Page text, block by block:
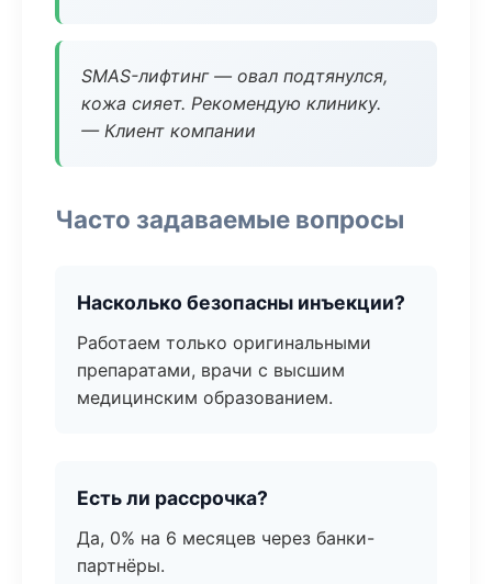
SMAS-лифтинг — овал подтянулся,
кожа сияет. Рекомендую клинику.
— Клиент компании
Часто задаваемые вопросы
Насколько безопасны инъекции?
Работаем только оригинальными
препаратами, врачи с высшим
медицинским образованием.
Есть ли рассрочка?
Да, 0% на 6 месяцев через банки-
партнёры.